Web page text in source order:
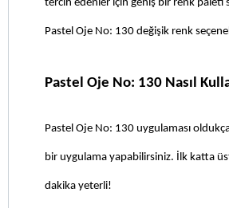
tercih edenler için geniş bir renk paleti
Pastel Oje No: 130 değişik renk
Pastel Oje No: 130 Nasıl
Pastel Oje No: 130 uygulaması
bir uygulama yapabilirsiniz. İlk katta
dakika yeterli!